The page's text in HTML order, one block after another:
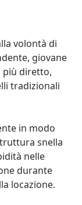
volontà di
giovane
più diretto,
tradizionali
in modo
snella
nelle
durante
locazione.